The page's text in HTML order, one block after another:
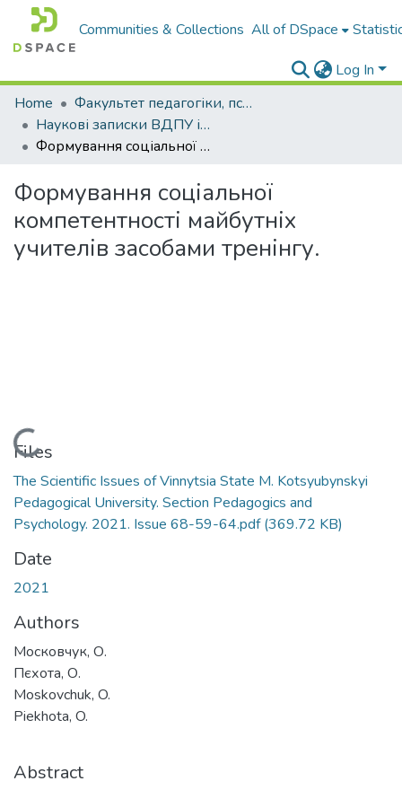
Communities & Collections All of DSpace
Log In
Home
Факультет педагогіки, психології і професійної освіти
Наукові записки ВДПУ ім. М. Коцюбинського. Серія "Педагогіка і психологія"
Формування соціальної компетентності майбутніх учителів засобами тренінгу.
Формування соціальної
компетентності майбутніх
учителів засобами тренінгу.
Loading...
Files
The Scientific Issues of Vinnytsia State M. Kotsyubynskyi
Pedagogical University. Section Pedagogics and
Psychology. 2021. Issue 68-59-64.pdf(369.72 KB)
Date
2021
Authors
Московчук, О.
Пєхота, О.
Moskovchuk, O.
Piekhota, O.
Abstract